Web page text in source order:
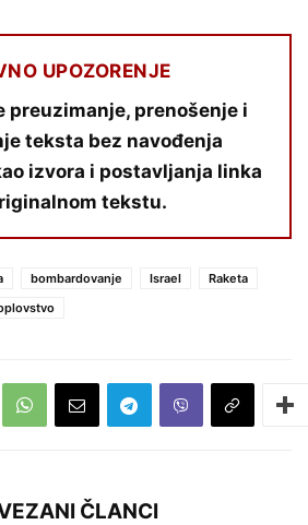
UPOZORENJE
preuzimanje, prenošenje i
teksta bez navođenja
izvora i postavljanja linka
tekstu.
bombardovanje Israel
Raketa
ČLANCI